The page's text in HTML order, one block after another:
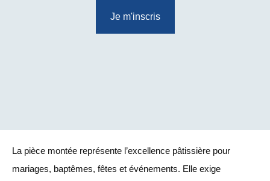
Je m'inscris
La pièce montée représente l’excellence pâtissière pour
mariages, baptêmes, fêtes et événements. Elle exige